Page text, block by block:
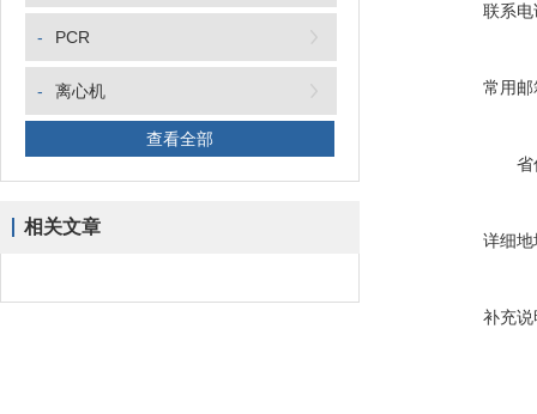
- PCR
- 离心机
查看全部
相关文章
联系电
常用邮
省
详细地
补充说